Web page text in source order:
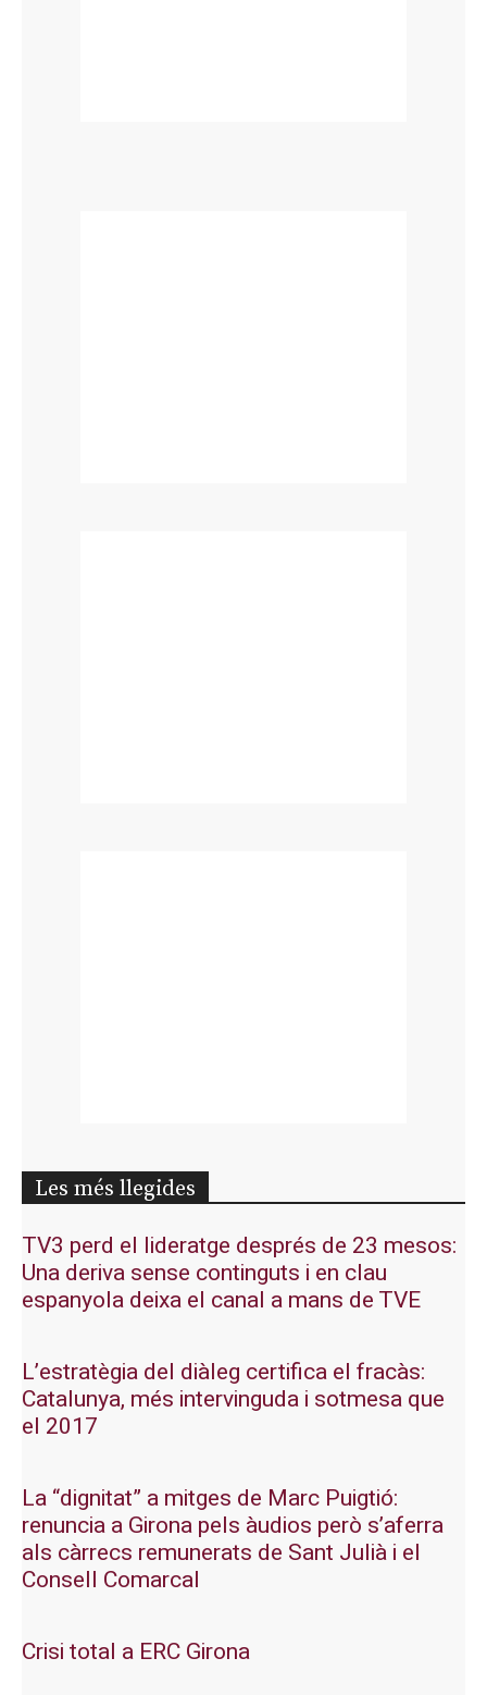
Les més llegides
TV3 perd el lideratge després de 23 mesos:
Una deriva sense continguts i en clau
espanyola deixa el canal a mans de TVE
L’estratègia del diàleg certifica el fracàs:
Catalunya, més intervinguda i sotmesa que
el 2017
La “dignitat” a mitges de Marc Puigtió:
renuncia a Girona pels àudios però s’aferra
als càrrecs remunerats de Sant Julià i el
Consell Comarcal
Crisi total a ERC Girona